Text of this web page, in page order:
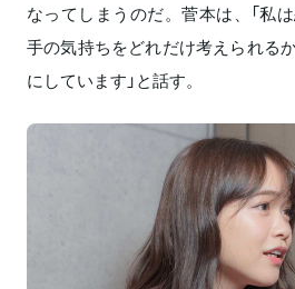
なってしまうのだ。菅本は、「私
手の気持ちをどれだけ考えられる
にしています」と話す。